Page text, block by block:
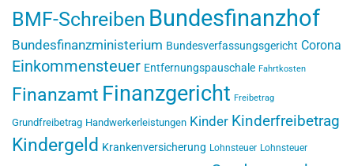
BMF-Schreiben Bundesfinanzhof
Bundesfinanzministerium Bundesverfassungsgericht Corona
Einkommensteuer Entfernungspauschale Fahrtkosten
Finanzamt Finanzgericht Freibetrag
Grundfreibetrag Handwerkerleistungen Kinder Kinderfreibetrag
Kindergeld Krankenversicherung Lohnsteuer Lohnsteuer